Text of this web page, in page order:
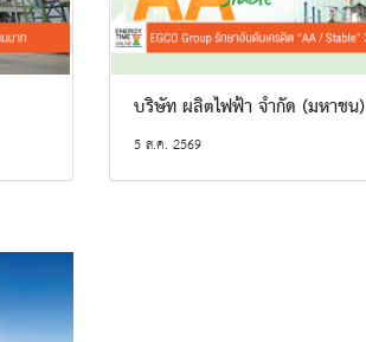
บริษัท ผลิตไฟฟ้า จำกัด (มหาชน)
5 ส.ค. 2569